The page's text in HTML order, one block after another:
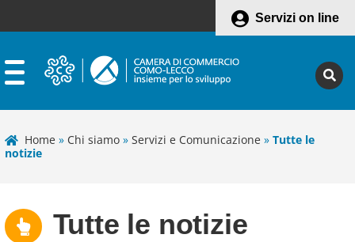
Servizi on line
Home » Chi siamo » Servizi e Comunicazione » Tutte le
notizie
Tutte le notizie